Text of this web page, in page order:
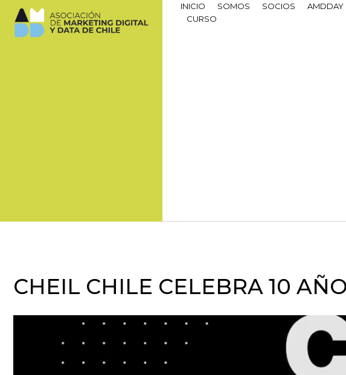
INICIO SOMOS SOCIOS AMDDAY
CURSO
CHEIL CHILE CELEBRA 10